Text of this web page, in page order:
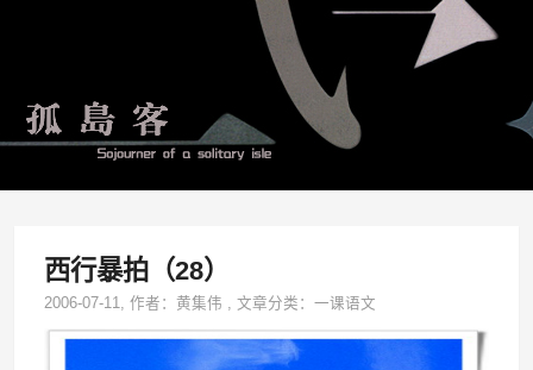
西行暴拍（28）
2006-07-11, 作者：黄集伟 ,文章分类：一课语文